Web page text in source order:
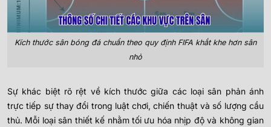
Kích thước sân bóng đá chuẩn theo quy định FIFA khắt khe hơn sân
nhỏ
Sự khác biệt rõ rệt về kích thước giữa các loại sân phản ánh
trực tiếp sự thay đổi trong luật chơi, chiến thuật và số lượng cầu
thủ. Mỗi loại sân thiết kế nhằm tối ưu hóa nhịp độ và không gian